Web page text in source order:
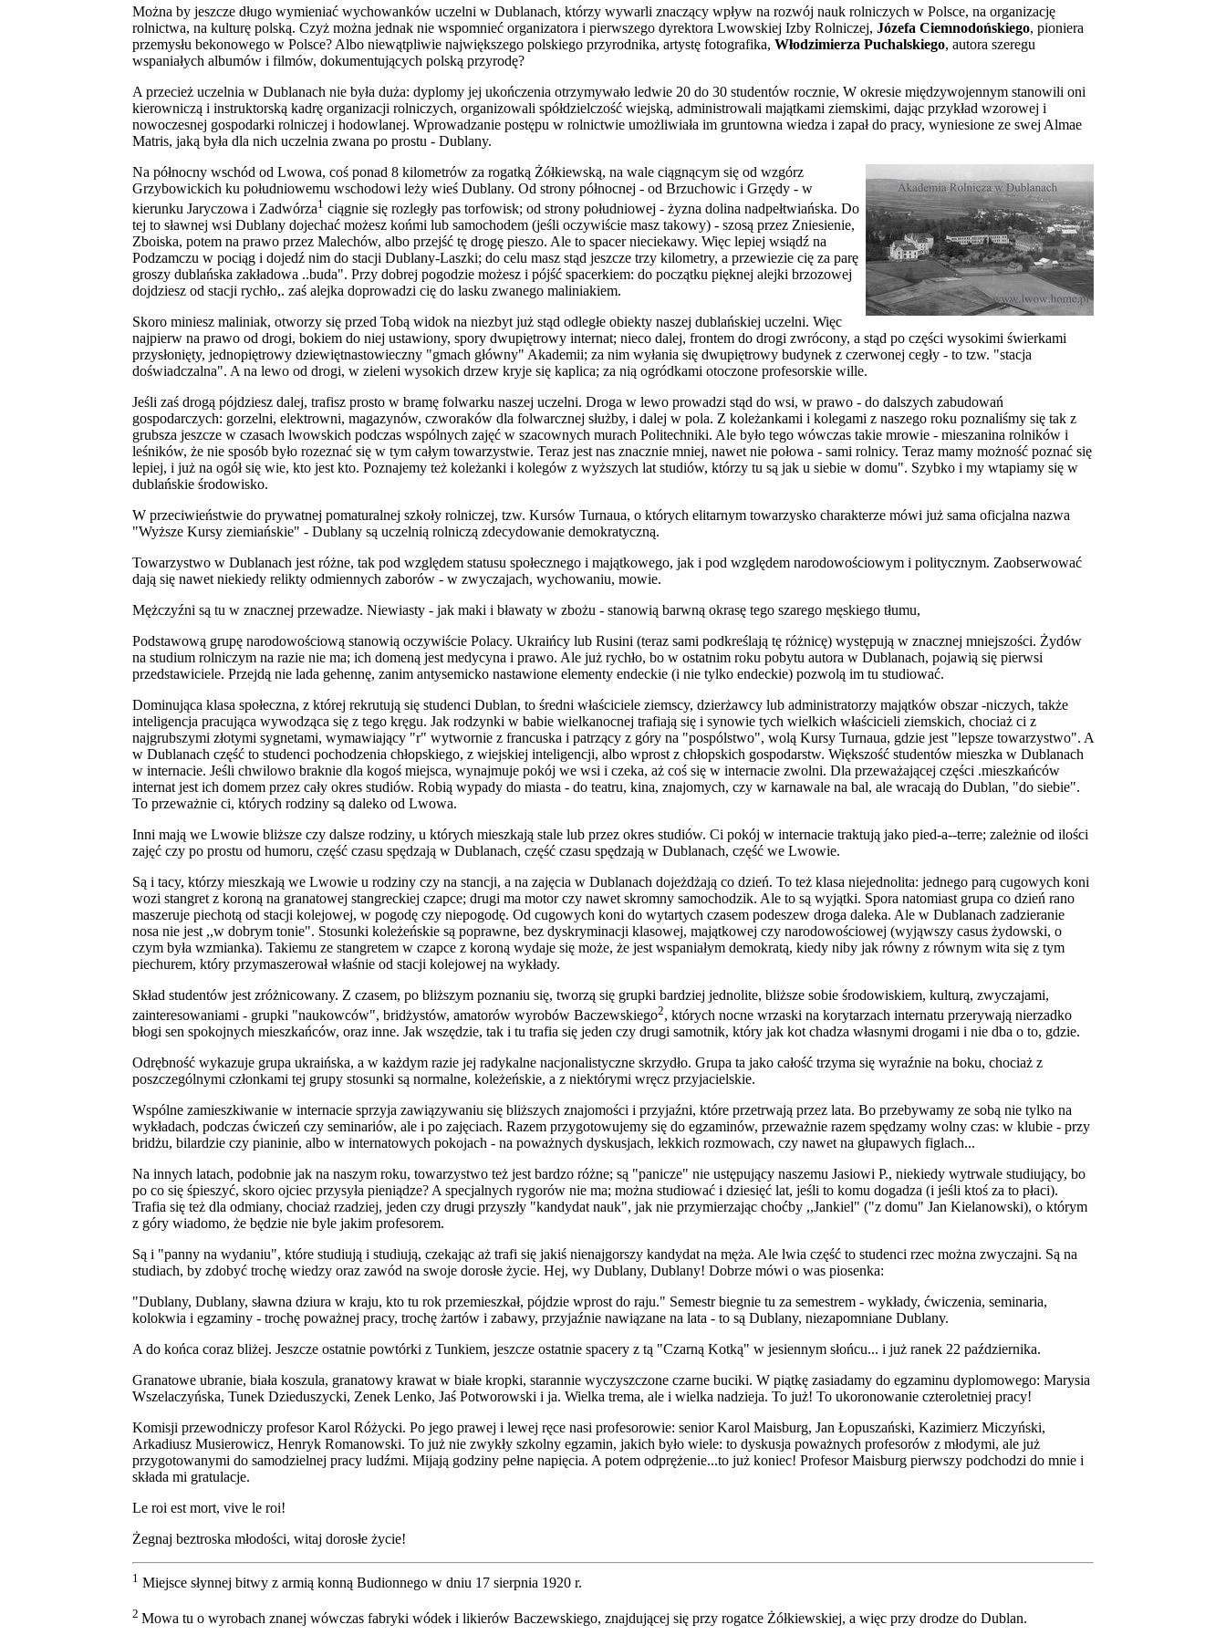
Można by jeszcze długo wymieniać wychowanków uczelni w Dublanach, którzy wywarli znaczący wpływ na rozwój nauk rolniczych w Polsce, na organizację
rolnictwa, na kulturę polską. Czyż można jednak nie wspomnieć organizatora i pierwszego dyrektora Lwowskiej Izby Rolniczej, Józefa Ciemnodońskiego, pioniera
przemysłu bekonowego w Polsce? Albo niewątpliwie największego polskiego przyrodnika, artystę fotografika, Włodzimierza Puchalskiego, autora szeregu
wspaniałych albumów i filmów, dokumentujących polską przyrodę?
A przecież uczelnia w Dublanach nie była duża: dyplomy jej ukończenia otrzymywało ledwie 20 do 30 studentów rocznie, W okresie międzywojennym stanowili oni
kierowniczą i instruktorską kadrę organizacji rolniczych, organizowali spółdzielczość wiejską, administrowali majątkami ziemskimi, dając przykład wzorowej i
nowoczesnej gospodarki rolniczej i hodowlanej. Wprowadzanie postępu w rolnictwie umożliwiała im gruntowna wiedza i zapał do pracy, wyniesione ze swej Almae
Matris, jaką była dla nich uczelnia zwana po prostu - Dublany.
Na północny wschód od Lwowa, coś ponad 8 kilometrów za rogatką Żółkiewską, na wale ciągnącym się od wzgórz
Grzybowickich ku południowemu wschodowi leży wieś Dublany. Od strony północnej - od Brzuchowic i Grzędy - w
kierunku Jaryczowa i Zadwórza1 ciągnie się rozległy pas torfowisk; od strony południowej - żyzna dolina nadpełtwiańska. Do
tej to sławnej wsi Dublany dojechać możesz końmi lub samochodem (jeśli oczywiście masz takowy) - szosą przez Zniesienie,
Zboiska, potem na prawo przez Malechów, albo przejść tę drogę pieszo. Ale to spacer nieciekawy. Więc lepiej wsiądź na
Podzamczu w pociąg i dojedź nim do stacji Dublany-Laszki; do celu masz stąd jeszcze trzy kilometry, a przewiezie cię za parę
groszy dublańska zakładowa ..buda". Przy dobrej pogodzie możesz i pójść spacerkiem: do początku pięknej alejki brzozowej
dojdziesz od stacji rychło,. zaś alejka doprowadzi cię do lasku zwanego maliniakiem.
Skoro miniesz maliniak, otworzy się przed Tobą widok na niezbyt już stąd odległe obiekty naszej dublańskiej uczelni. Więc
najpierw na prawo od drogi, bokiem do niej ustawiony, spory dwupiętrowy internat; nieco dalej, frontem do drogi zwrócony, a stąd po części wysokimi świerkami
przysłonięty, jednopiętrowy dziewiętnastowieczny "gmach główny" Akademii; za nim wyłania się dwupiętrowy budynek z czerwonej cegły - to tzw. "stacja
doświadczalna". A na lewo od drogi, w zieleni wysokich drzew kryje się kaplica; za nią ogródkami otoczone profesorskie wille.
Jeśli zaś drogą pójdziesz dalej, trafisz prosto w bramę folwarku naszej uczelni. Droga w lewo prowadzi stąd do wsi, w prawo - do dalszych zabudowań
gospodarczych: gorzelni, elektrowni, magazynów, czworaków dla folwarcznej służby, i dalej w pola. Z koleżankami i kolegami z naszego roku poznaliśmy się tak z
grubsza jeszcze w czasach lwowskich podczas wspólnych zajęć w szacownych murach Politechniki. Ale było tego wówczas takie mrowie - mieszanina rolników i
leśników, że nie sposób było rozeznać się w tym całym towarzystwie. Teraz jest nas znacznie mniej, nawet nie połowa - sami rolnicy. Teraz mamy możność poznać się
lepiej, i już na ogół się wie, kto jest kto. Poznajemy też koleżanki i kolegów z wyższych lat studiów, którzy tu są jak u siebie w domu". Szybko i my wtapiamy się w
dublańskie środowisko.
W przeciwieństwie do prywatnej pomaturalnej szkoły rolniczej, tzw. Kursów Turnaua, o których elitarnym towarzysko charakterze mówi już sama oficjalna nazwa
"Wyższe Kursy ziemiańskie" - Dublany są uczelnią rolniczą zdecydowanie demokratyczną.
Towarzystwo w Dublanach jest różne, tak pod względem statusu społecznego i majątkowego, jak i pod względem narodowościowym i politycznym. Zaobserwować
dają się nawet niekiedy relikty odmiennych zaborów - w zwyczajach, wychowaniu, mowie.
Mężczyźni są tu w znacznej przewadze. Niewiasty - jak maki i bławaty w zbożu - stanowią barwną okrasę tego szarego męskiego tłumu,
Podstawową grupę narodowościową stanowią oczywiście Polacy. Ukraińcy lub Rusini (teraz sami podkreślają tę różnicę) występują w znacznej mniejszości. Żydów
na studium rolniczym na razie nie ma; ich domeną jest medycyna i prawo. Ale już rychło, bo w ostatnim roku pobytu autora w Dublanach, pojawią się pierwsi
przedstawiciele. Przejdą nie lada gehennę, zanim antysemicko nastawione elementy endeckie (i nie tylko endeckie) pozwolą im tu studiować.
Dominująca klasa społeczna, z której rekrutują się studenci Dublan, to średni właściciele ziemscy, dzierżawcy lub administratorzy majątków obszar -niczych, także
inteligencja pracująca wywodząca się z tego kręgu. Jak rodzynki w babie wielkanocnej trafiają się i synowie tych wielkich właścicieli ziemskich, chociaż ci z
najgrubszymi złotymi sygnetami, wymawiający "r" wytwornie z francuska i patrzący z góry na "pospólstwo", wolą Kursy Turnaua, gdzie jest "lepsze towarzystwo". A
w Dublanach część to studenci pochodzenia chłopskiego, z wiejskiej inteligencji, albo wprost z chłopskich gospodarstw. Większość studentów mieszka w Dublanach
w internacie. Jeśli chwilowo braknie dla kogoś miejsca, wynajmuje pokój we wsi i czeka, aż coś się w internacie zwolni. Dla przeważającej części .mieszkańców
internat jest ich domem przez cały okres studiów. Robią wypady do miasta - do teatru, kina, znajomych, czy w karnawale na bal, ale wracają do Dublan, "do siebie".
To przeważnie ci, których rodziny są daleko od Lwowa.
Inni mają we Lwowie bliższe czy dalsze rodziny, u których mieszkają stale lub przez okres studiów. Ci pokój w internacie traktują jako pied-a--terre; zależnie od ilości
zajęć czy po prostu od humoru, część czasu spędzają w Dublanach, część czasu spędzają w Dublanach, część we Lwowie.
Są i tacy, którzy mieszkają we Lwowie u rodziny czy na stancji, a na zajęcia w Dublanach dojeżdżają co dzień. To też klasa niejednolita: jednego parą cugowych koni
wozi stangret z koroną na granatowej stangreckiej czapce; drugi ma motor czy nawet skromny samochodzik. Ale to są wyjątki. Spora natomiast grupa co dzień rano
maszeruje piechotą od stacji kolejowej, w pogodę czy niepogodę. Od cugowych koni do wytartych czasem podeszew droga daleka. Ale w Dublanach zadzieranie
nosa nie jest ,,w dobrym tonie". Stosunki koleżeńskie są poprawne, bez dyskryminacji klasowej, majątkowej czy narodowościowej (wyjąwszy casus żydowski, o
czym była wzmianka). Takiemu ze stangretem w czapce z koroną wydaje się może, że jest wspaniałym demokratą, kiedy niby jak równy z równym wita się z tym
piechurem, który przymaszerował właśnie od stacji kolejowej na wykłady.
Skład studentów jest zróżnicowany. Z czasem, po bliższym poznaniu się, tworzą się grupki bardziej jednolite, bliższe sobie środowiskiem, kulturą, zwyczajami,
zainteresowaniami - grupki "naukowców", bridżystów, amatorów wyrobów Baczewskiego2, których nocne wrzaski na korytarzach internatu przerywają nierzadko
błogi sen spokojnych mieszkańców, oraz inne. Jak wszędzie, tak i tu trafia się jeden czy drugi samotnik, który jak kot chadza własnymi drogami i nie dba o to, gdzie.
Odrębność wykazuje grupa ukraińska, a w każdym razie jej radykalne nacjonalistyczne skrzydło. Grupa ta jako całość trzyma się wyraźnie na boku, chociaż z
poszczególnymi członkami tej grupy stosunki są normalne, koleżeńskie, a z niektórymi wręcz przyjacielskie.
Wspólne zamieszkiwanie w internacie sprzyja zawiązywaniu się bliższych znajomości i przyjaźni, które przetrwają przez lata. Bo przebywamy ze sobą nie tylko na
wykładach, podczas ćwiczeń czy seminariów, ale i po zajęciach. Razem przygotowujemy się do egzaminów, przeważnie razem spędzamy wolny czas: w klubie - przy
bridżu, bilardzie czy pianinie, albo w internatowych pokojach - na poważnych dyskusjach, lekkich rozmowach, czy nawet na głupawych figlach...
Na innych latach, podobnie jak na naszym roku, towarzystwo też jest bardzo różne; są "panicze" nie ustępujący naszemu Jasiowi P., niekiedy wytrwale studiujący, bo
po co się śpieszyć, skoro ojciec przysyła pieniądze? A specjalnych rygorów nie ma; można studiować i dziesięć lat, jeśli to komu dogadza (i jeśli ktoś za to płaci).
Trafia się też dla odmiany, chociaż rzadziej, jeden czy drugi przyszły "kandydat nauk", jak nie przymierzając choćby ,,Jankiel" ("z domu" Jan Kielanowski), o którym
z góry wiadomo, że będzie nie byle jakim profesorem.
Są i "panny na wydaniu", które studiują i studiują, czekając aż trafi się jakiś nienajgorszy kandydat na męża. Ale lwia część to studenci rzec można zwyczajni. Są na
studiach, by zdobyć trochę wiedzy oraz zawód na swoje dorosłe życie. Hej, wy Dublany, Dublany! Dobrze mówi o was piosenka:
"Dublany, Dublany, sławna dziura w kraju, kto tu rok przemieszkał, pójdzie wprost do raju." Semestr biegnie tu za semestrem - wykłady, ćwiczenia, seminaria,
kolokwia i egzaminy - trochę poważnej pracy, trochę żartów i zabawy, przyjaźnie nawiązane na lata - to są Dublany, niezapomniane Dublany.
A do końca coraz bliżej. Jeszcze ostatnie powtórki z Tunkiem, jeszcze ostatnie spacery z tą "Czarną Kotką" w jesiennym słońcu... i już ranek 22 października.
Granatowe ubranie, biała koszula, granatowy krawat w białe kropki, starannie wyczyszczone czarne buciki. W piątkę zasiadamy do egzaminu dyplomowego: Marysia
Wszelaczyńska, Tunek Dzieduszycki, Zenek Lenko, Jaś Potworowski i ja. Wielka trema, ale i wielka nadzieja. To już! To ukoronowanie czteroletniej pracy!
Komisji przewodniczy profesor Karol Różycki. Po jego prawej i lewej ręce nasi profesorowie: senior Karol Maisburg, Jan Łopuszański, Kazimierz Miczyński,
Arkadiusz Musierowicz, Henryk Romanowski. To już nie zwykły szkolny egzamin, jakich było wiele: to dyskusja poważnych profesorów z młodymi, ale już
przygotowanymi do samodzielnej pracy ludźmi. Mijają godziny pełne napięcia. A potem odprężenie...to już koniec! Profesor Maisburg pierwszy podchodzi do mnie i
składa mi gratulacje.
Le roi est mort, vive le roi!
Żegnaj beztroska młodości, witaj dorosłe życie!
1 Miejsce słynnej bitwy z armią konną Budionnego w dniu 17 sierpnia 1920 r.
2 Mowa tu o wyrobach znanej wówczas fabryki wódek i likierów Baczewskiego, znajdującej się przy rogatce Żółkiewskiej, a więc przy drodze do Dublan.